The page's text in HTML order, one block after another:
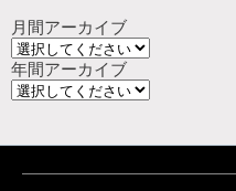
月間アーカイブ
年間アーカイブ